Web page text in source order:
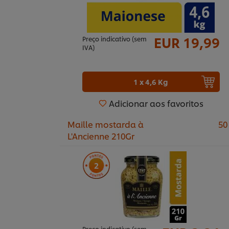
Preço indicativo (sem
IVA)
EUR 19,99
1 x 4,6 Kg
Adicionar aos favoritos
Maille mostarda à
L'Ancienne 210Gr
2